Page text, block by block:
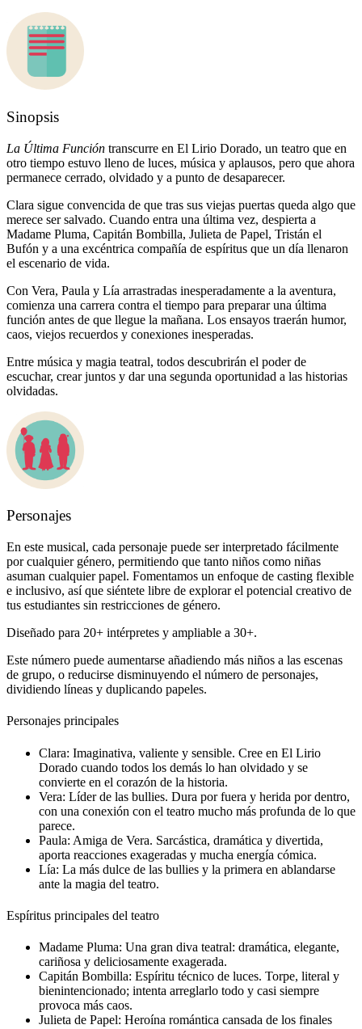
Sinopsis
La Última Función transcurre en El Lirio Dorado, un teatro que en
otro tiempo estuvo lleno de luces, música y aplausos, pero que ahora
permanece cerrado, olvidado y a punto de desaparecer.
Clara sigue convencida de que tras sus viejas puertas queda algo que
merece ser salvado. Cuando entra una última vez, despierta a
Madame Pluma, Capitán Bombilla, Julieta de Papel, Tristán el
Bufón y a una excéntrica compañía de espíritus que un día llenaron
el escenario de vida.
Con Vera, Paula y Lía arrastradas inesperadamente a la aventura,
comienza una carrera contra el tiempo para preparar una última
función antes de que llegue la mañana. Los ensayos traerán humor,
caos, viejos recuerdos y conexiones inesperadas.
Entre música y magia teatral, todos descubrirán el poder de
escuchar, crear juntos y dar una segunda oportunidad a las historias
olvidadas.
Personajes
En este musical, cada personaje puede ser interpretado fácilmente
por cualquier género, permitiendo que tanto niños como niñas
asuman cualquier papel. Fomentamos un enfoque de casting flexible
e inclusivo, así que siéntete libre de explorar el potencial creativo de
tus estudiantes sin restricciones de género.
Diseñado para 20+ intérpretes y ampliable a 30+.
Este número puede aumentarse añadiendo más niños a las escenas
de grupo, o reducirse disminuyendo el número de personajes,
dividiendo líneas y duplicando papeles.
Personajes principales
Clara: Imaginativa, valiente y sensible. Cree en El Lirio
Dorado cuando todos los demás lo han olvidado y se
convierte en el corazón de la historia.
Vera: Líder de las bullies. Dura por fuera y herida por dentro,
con una conexión con el teatro mucho más profunda de lo que
parece.
Paula: Amiga de Vera. Sarcástica, dramática y divertida,
aporta reacciones exageradas y mucha energía cómica.
Lía: La más dulce de las bullies y la primera en ablandarse
ante la magia del teatro.
Espíritus principales del teatro
Madame Pluma: Una gran diva teatral: dramática, elegante,
cariñosa y deliciosamente exagerada.
Capitán Bombilla: Espíritu técnico de luces. Torpe, literal y
bienintencionado; intenta arreglarlo todo y casi siempre
provoca más caos.
Julieta de Papel: Heroína romántica cansada de los finales